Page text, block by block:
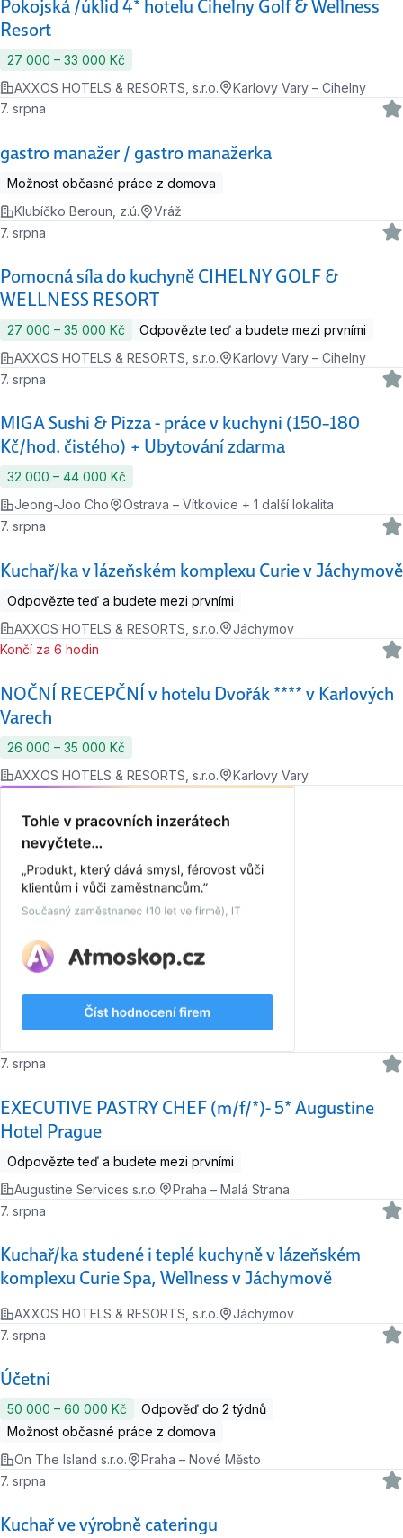
Pokojská /úklid 4* hotelu Cihelny Golf & Wellness
Resort
27 000 ‍–‍ 33 000 Kč
AXXOS HOTELS & RESORTS, s.r.o.
Karlovy Vary – Cihelny
gastro manažer / gastro manažerka
7. srpna
Možnost občasné práce z domova
Klubíčko Beroun, z.ú.
Vráž
Pomocná síla do kuchyně CIHELNY GOLF &
WELLNESS RESORT
7. srpna
27 000 ‍–‍ 35 000 Kč
Odpovězte teď a budete mezi prvními
AXXOS HOTELS & RESORTS, s.r.o.
Karlovy Vary – Cihelny
MIGA Sushi & Pizza - práce v kuchyni (150–180
Kč/hod. čistého) + Ubytování zdarma
7. srpna
32 000 ‍–‍ 44 000 Kč
Jeong-Joo Cho
Ostrava – Vítkovice + 1 další lokalita
Kuchař/ka v lázeňském komplexu Curie v Jáchymově
7. srpna
Odpovězte teď a budete mezi prvními
AXXOS HOTELS & RESORTS, s.r.o.
Jáchymov
NOČNÍ RECEPČNÍ v hotelu Dvořák **** v Karlových
Varech
Končí za 6 hodin
26 000 ‍–‍ 35 000 Kč
AXXOS HOTELS & RESORTS, s.r.o.
Karlovy Vary
EXECUTIVE PASTRY CHEF (m/f/*)- 5* Augustine
Hotel Prague
7. srpna
Odpovězte teď a budete mezi prvními
Augustine Services s.r.o.
Praha – Malá Strana
Kuchař/ka studené i teplé kuchyně v lázeňském
komplexu Curie Spa, Wellness v Jáchymově
7. srpna
AXXOS HOTELS & RESORTS, s.r.o. Jáchymov
Účetní
7. srpna
50 000 ‍–‍ 60 000 Kč
Odpověď do 2 týdnů
Možnost občasné práce z domova
On The Island s.r.o.
Praha – Nové Město
Kuchař ve výrobně cateringu
7. srpna